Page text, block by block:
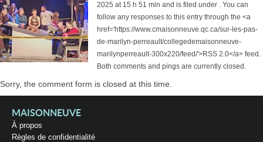
2025 at 15 h 51 min and is filed under . You can
follow any responses to this entry through the <a
href='https://www.cmaisonneuve.qc.ca/sur-les-pas-
de-marilyn-perreault/collegedemaisonneuve-
marilynperreault-300x220/feed/'>RSS 2.0</a> feed.
Both comments and pings are currently closed.
Sorry, the comment form is closed at this time.
MAISONNEUVE
À propos
Règles de confidentialité